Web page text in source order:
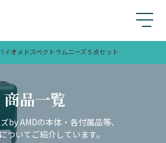
イオメドスペクトラムニーズ５点セット
商品一覧
by AMDの本体・各付属品等、
ついてご紹介しています。